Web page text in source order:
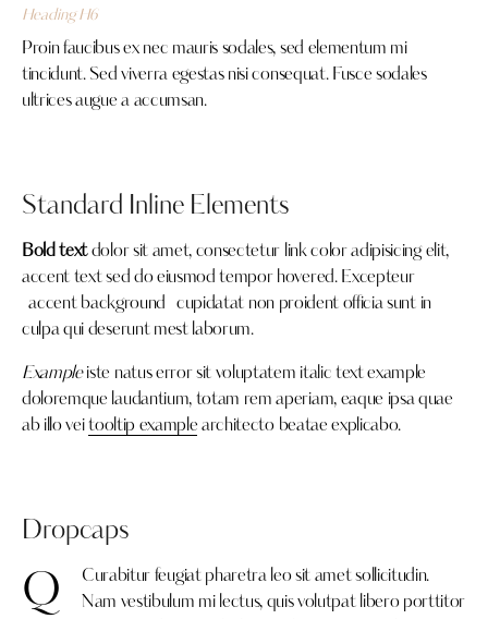
Heading H6
Proin faucibus ex nec mauris sodales, sed elementum mi
tincidunt. Sed viverra egestas nisi consequat. Fusce sodales
ultrices augue a accumsan.
Standard Inline Elements
Bold textdolor sit amet, consectetur link coloradipisicing elit,
accent text sed do eiusmod tempor hovered. Excepteur
accent background
cupidatat non proident officia sunt in
culpa qui deserunt mest laborum.
Exampleiste natus error sit voluptatem italic text example
doloremque laudantium, totam rem aperiam, eaque ipsa quae
ab illo veitooltip example architecto beatae explicabo.
Dropcaps
Q
Curabitur feugiat pharetra leo sit amet sollicitudin.
Nam vestibulum mi lectus, quis volutpat libero porttitor